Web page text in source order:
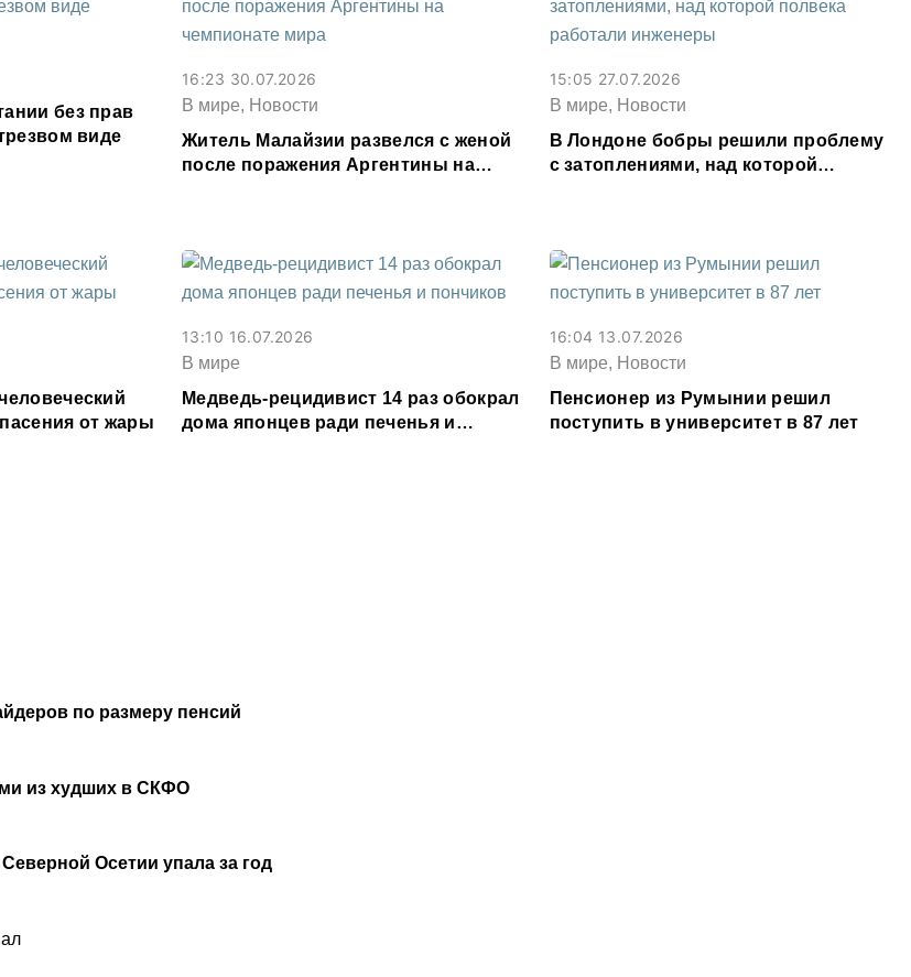
по размеру пенсий
из худших в СКФО
Осетии упала за год
без прав
виде
16:23 30.07.2026
В мире, Новости
Житель Малайзии развелся с женой
после поражения Аргентины на
15:05 27.07.2026
В мире, Новости
В Лондоне бобры решили проблему
с затоплениями, над которой
от жары
13:10 16.07.2026
В мире
Медведь-рецидивист 14 раз обокрал
дома японцев ради печенья и
16:04 13.07.2026
В мире, Новости
Пенсионер из Румынии решил
поступить в университет в 87 лет